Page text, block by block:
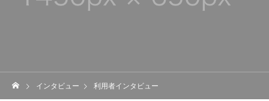
インタビュー 利用者インタビュー